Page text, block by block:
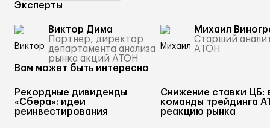
Эксперты
Виктор Дима
Партнер, директор
департамента анализа
рынка акций АТОН
Михаил
Старший
АТОН
Вам может быть интересно
Рекордные дивиденды
«Сбера»: идеи
реинвестирования
Снижение ставки ЦБ:
команды трейдинга
реакцию рынка